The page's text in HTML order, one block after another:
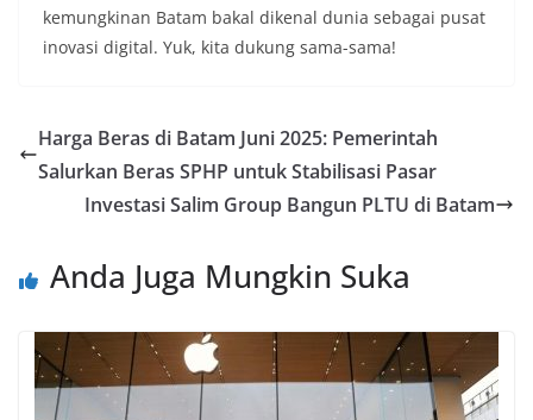
kemungkinan Batam bakal dikenal dunia sebagai pusat
inovasi digital. Yuk, kita dukung sama-sama!
Harga Beras di Batam Juni 2025: Pemerintah
Salurkan Beras SPHP untuk Stabilisasi Pasar
Investasi Salim Group Bangun PLTU di Batam
Anda Juga Mungkin Suka